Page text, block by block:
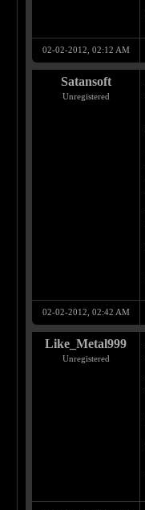
02-02-2012, 02:12 AM
Satansoft
Unregistered
02-02-2012, 02:42 AM
Like_Metal999
Unregistered